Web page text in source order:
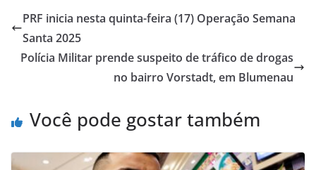
PRF inicia nesta quinta-feira (17) Operação Semana
Santa 2025
Polícia Militar prende suspeito de tráfico de drogas
no bairro Vorstadt, em Blumenau
Você pode gostar também